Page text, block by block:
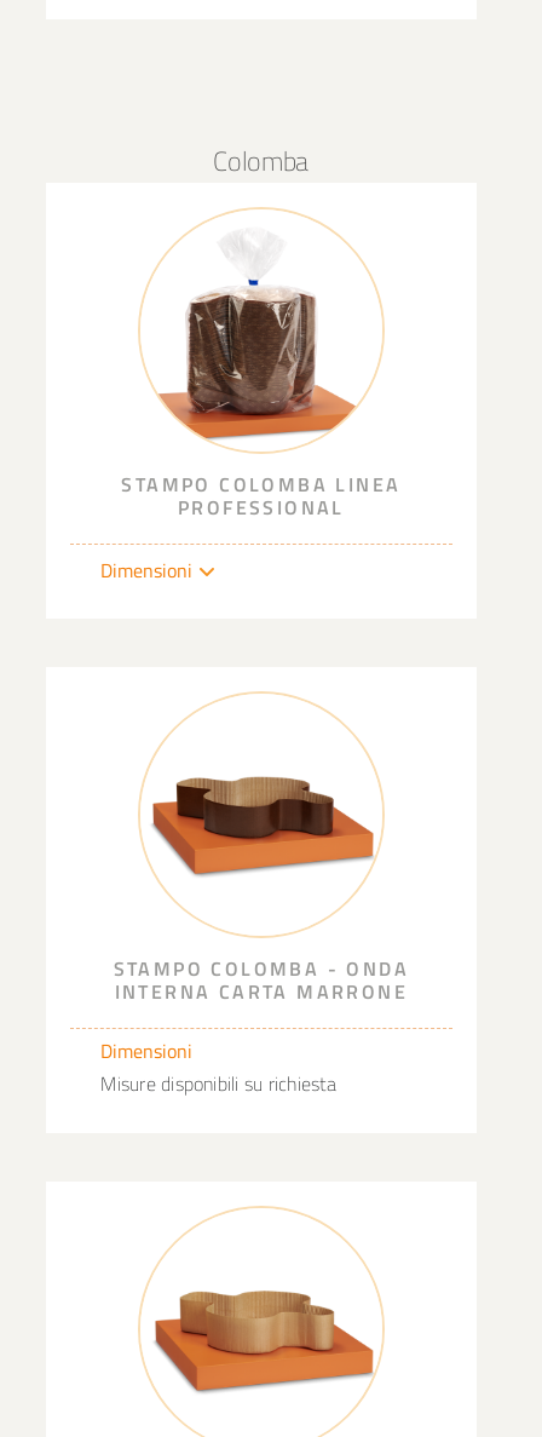
Colomba
STAMPO COLOMBA LINEA
PROFESSIONAL
Dimensioni
STAMPO COLOMBA - ONDA
INTERNA CARTA MARRONE
Dimensioni
Misure disponibili su richiesta